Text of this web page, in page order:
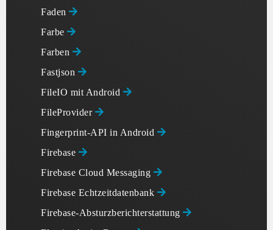
Faden
Farbe
Farben
Fastjson
FileIO mit Android
FileProvider
Fingerprint-API in Android
Firebase
Firebase Cloud Messaging
Firebase Echtzeitdatenbank
Firebase-Absturzberichterstattung